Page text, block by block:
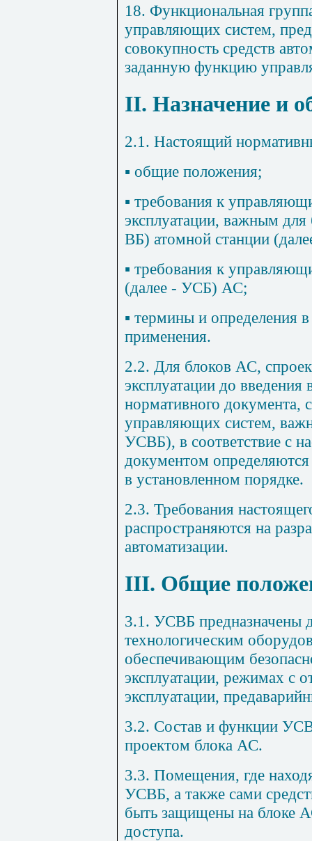
18. Функциональная
управляющих систем,
совокупность средств
заданную функцию
II. Назначение и
2.1. Настоящий
▪ общие положения;
▪ требования к
эксплуатации, важным
ВБ) атомной станции
▪ требования к
(далее - УСБ) АС;
▪ термины и определения
применения.
2.2. Для блоков АС,
эксплуатации до введения
нормативного документа,
управляющих систем,
УСВБ), в соответствие с
документом
в установленном порядке.
2.3. Требования
распространяются на
автоматизации.
III. Общие
3.1. УСВБ предназначены
технологическим
обеспечивающим
эксплуатации, режимах с
эксплуатации,
3.2. Состав и функции
проектом блока АС.
3.3. Помещения, где
УСВБ, а также сами
быть защищены на блоке
доступа.